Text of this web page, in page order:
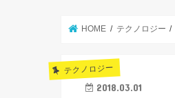
HOME テクノロジー
テクノロジー
2018.03.01